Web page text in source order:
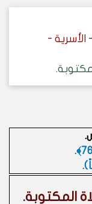
الأسرية -
.
المكتوبة.